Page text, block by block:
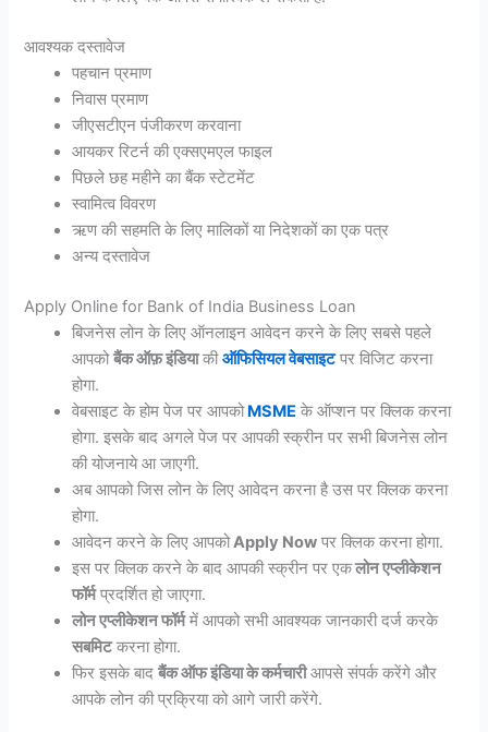
आवश्यक दस्तावेज
पहचान प्रमाण
निवास प्रमाण
जीएसटीएन पंजीकरण करवाना
आयकर रिटर्न की एक्सएमएल फाइल
पिछले छह महीने का बैंक स्टेटमेंट
स्वामित्व विवरण
ऋण की सहमति के लिए मालिकों या निदेशकों का एक पत्र
अन्य दस्तावेज
Apply Online for Bank of India Business Loan
बिजनेस लोन के लिए ऑनलाइन आवेदन करने के लिए सबसे पहले
आपकोबैंक ऑफ़ इंडियाकीऑफिसियल वेबसाइटपर विजिट करना
होगा.
वेबसाइट के होम पेज पर आपकोMSME के ऑप्शन पर क्लिक करना
होगा. इसके बाद अगले पेज पर आपकी स्क्रीन पर सभी बिजनेस लोन
की योजनाये आ जाएगी.
अब आपको जिस लोन के लिए आवेदन करना है उस पर क्लिक करना
होगा.
आवेदन करने के लिए आपकोApply Now पर क्लिक करना होगा.
इस पर क्लिक करने के बाद आपकी स्क्रीन पर एकलोन एप्लीकेशन
फॉर्मप्रदर्शित हो जाएगा.
लोन एप्लीकेशन फॉर्ममें आपको सभी आवश्यक जानकारी दर्ज करके
सबमिटकरना होगा.
फिर इसके बादबैंक ऑफ इंडिया के कर्मचारीआपसे संपर्क करेंगे और
आपके लोन की प्रक्रिया को आगे जारी करेंगे.